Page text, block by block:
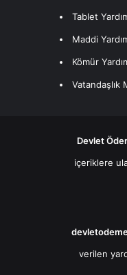
Tablet
Maddi
Kömür
Vatandaşlık
Devlet
içeriklere
verilen